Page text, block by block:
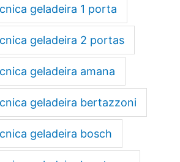
geladeira 1 porta
geladeira 2 portas
geladeira amana
geladeira bertazzoni
geladeira bosch